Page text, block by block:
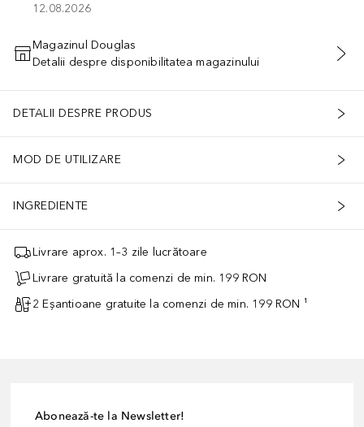
12.08.2026
ADĂUGAȚI ÎN COŞ
Magazinul Douglas
Detalii despre disponibilitatea magazinului
DETALII DESPRE PRODUS
MOD DE UTILIZARE
INGREDIENTE
Livrare aprox. 1–3 zile lucrătoare
Livrare gratuită la comenzi de min. 199 RON
2 Eșantioane gratuite la comenzi de min. 199 RON ¹
Abonează-te la Newsletter!